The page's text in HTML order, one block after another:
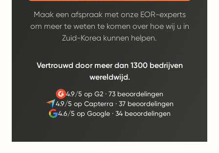
Maak een afspraak met onze EOR-experts
om meer te weten te komen over hoe wij u in
Zuid-Korea kunnen helpen.
Vertrouwd door meer dan 1300 bedrijven
wereldwijd.
4.9/5 op G2· 73 beoordelingen
4.9/5 op Capterra · 37 beoordelingen
4.6/5 op Google ·34 beoordelingen